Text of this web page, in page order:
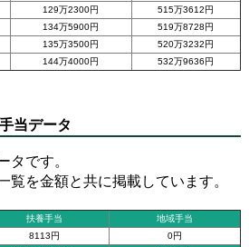
129万2300円
515万3612円
134万5900円
519万8728円
135万3500円
520万3232円
144万4000円 532万9636円
当データ
タです。
覧を金額と共に掲載しています。
扶養手当
地域手当
8113円
0円